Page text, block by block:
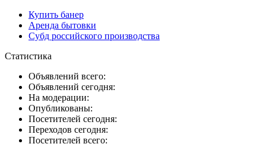
Купить банер
Аренда бытовки
Субд российского производства
Статистика
Объявлений всего:
Объявлений сегодня:
На модерации:
Опубликованы:
Посетителей сегодня:
Переходов сегодня:
Посетителей всего: